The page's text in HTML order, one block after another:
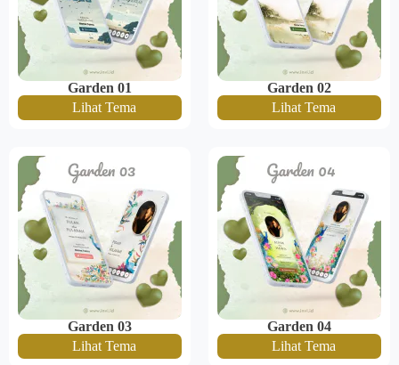
Garden 01
Lihat Tema
Garden 02
Lihat Tema
Garden 03
Lihat Tema
Garden 04
Lihat Tema